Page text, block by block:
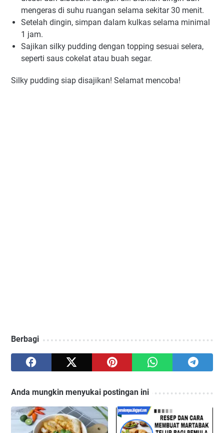
mengeras di suhu ruangan selama sekitar 30 menit.
Setelah dingin, simpan dalam kulkas selama minimal
1 jam.
Sajikan silky pudding dengan topping sesuai selera,
seperti saus cokelat atau buah segar.
Silky pudding siap disajikan! Selamat mencoba!
Berbagi
Anda mungkin menyukai postingan ini